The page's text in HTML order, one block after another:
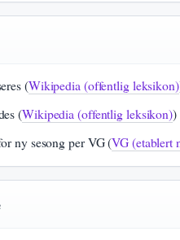
(Wikipedia (offentlig leksikon)
(Wikipedia (offentlig leksikon))
ny sesong per VG (VG (etablert